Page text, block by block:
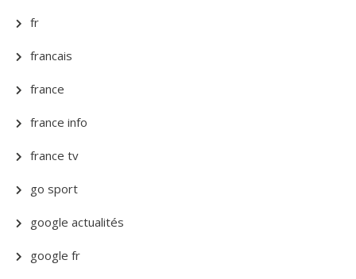
fr
francais
france
france info
france tv
go sport
google actualités
google fr